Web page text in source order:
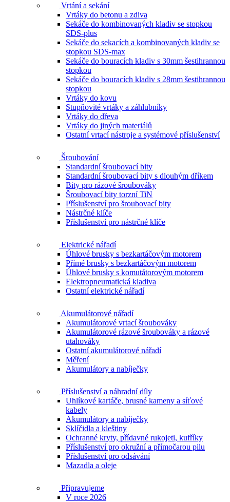
Vrtání a sekání
Vrtáky do betonu a zdiva
Sekáče do kombinovaných kladiv se stopkou
SDS-plus
Sekáče do sekacích a kombinovaných kladiv se
stopkou SDS-max
Sekáče do bouracích kladiv s 30mm šestihrannou
stopkou
Sekáče do bouracích kladiv s 28mm šestihrannou
stopkou
Vrtáky do kovu
Stupňovité vrtáky a záhlubníky
Vrtáky do dřeva
Vrtáky do jiných materiálů
Ostatní vrtací nástroje a systémové příslušenství
Šroubování
Standardní šroubovací bity
Standardní šroubovací bity s dlouhým dříkem
Bity pro rázové šroubováky
Šroubovací bity torzní TiN
Příslušenství pro šroubovací bity
Nástrčné klíče
Příslušenství pro nástrčné klíče
Elektrické nářadí
Úhlové brusky s bezkartáčovým motorem
Přímé brusky s bezkartáčovým motorem
Úhlové brusky s komutátorovým motorem
Elektropneumatická kladiva
Ostatní elektrické nářadí
Akumulátorové nářadí
Akumulátorové vrtací šroubováky
Akumulátorové rázové šroubováky a rázové
utahováky
Ostatní akumulátorové nářadí
Měření
Akumulátory a nabíječky
Příslušenství a náhradní díly
Uhlíkové kartáče, brusné kameny a síťové
kabely
Akumulátory a nabíječky
Sklíčidla a kleštiny
Ochranné kryty, přídavné rukojeti, kufříky
Příslušenství pro okružní a přímočarou pilu
Příslušenství pro odsávání
Mazadla a oleje
Připravujeme
V roce 2026